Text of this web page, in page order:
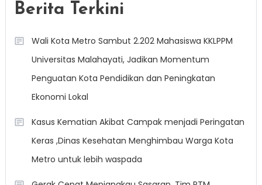
Berita Terkini
Wali Kota Metro Sambut 2.202 Mahasiswa KKLPPM
Universitas Malahayati, Jadikan Momentum
Penguatan Kota Pendidikan dan Peningkatan
Ekonomi Lokal
Kasus Kematian Akibat Campak menjadi Peringatan
Keras ,Dinas Kesehatan Menghimbau Warga Kota
Metro untuk lebih waspada